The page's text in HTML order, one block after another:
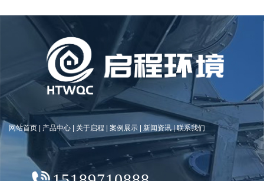
网站首页 产品中心 关于启程 案例展示 新闻资讯|联系我们